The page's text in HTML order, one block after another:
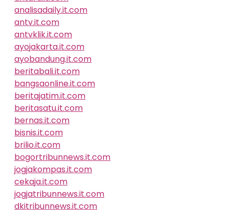
analisadaily.it.com
antv.it.com
antvklik.it.com
ayojakarta.it.com
ayobandung.it.com
beritabali.it.com
bangsaonline.it.com
beritajatim.it.com
beritasatu.it.com
bernas.it.com
bisnis.it.com
brilio.it.com
bogortribunnews.it.com
jogjakompas.it.com
cekaja.it.com
jogjatribunnews.it.com
dkitribunnews.it.com